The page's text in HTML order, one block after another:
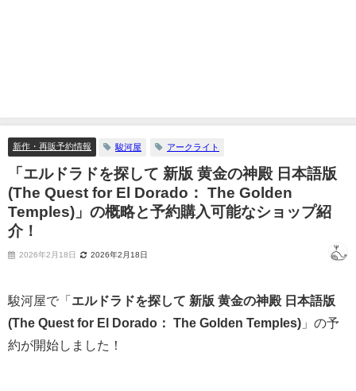
新作・再販予約情報 駿河屋 アークライト
「エルドラドを探して 新版 黄金の神殿 日本語版
(The Quest for El Dorado： The Golden
Temples)」の概略と予約購入可能なショップ紹
介！
2026年2月18日 2026年2月18日
駿河屋で「 エルドラドを探して 新版 黄金の神殿 日本語版
(The Quest for El Dorado： The Golden Temples) 」の予
約が開始しました！